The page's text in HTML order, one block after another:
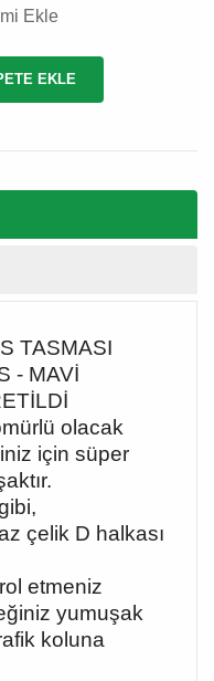
Ekle
EKLE
TASMASI
- MAVİ
olacak
için süper
çelik D halkası
etmeniz
yumuşak
koluna